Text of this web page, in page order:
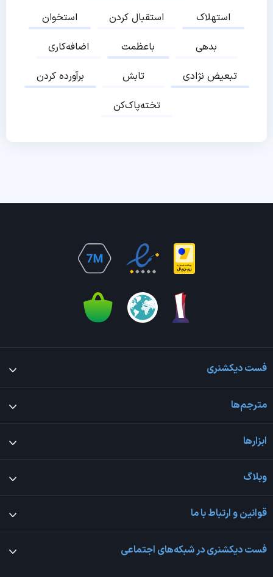
استخوان
استقبال کردن
استهلاک
اضافه‌کاری
باعظمت
بدهی
برآورده کردن
تابش
تبعیض نژادی
تخته‌پاک‌کن
فست دیکشنری
مترجم‌ها
ابزارها
وبلاگ
قوانین و ارتباط با ما
فست دیکشنری در شبکه‌های اجتماعی